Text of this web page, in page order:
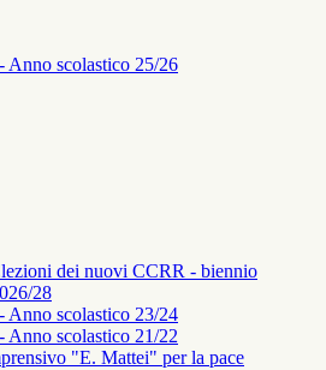
Anno scolastico 25/26
dei nuovi CCRR - biennio
28
Anno scolastico 23/24
Anno scolastico 21/22
"E. Mattei" per la pace